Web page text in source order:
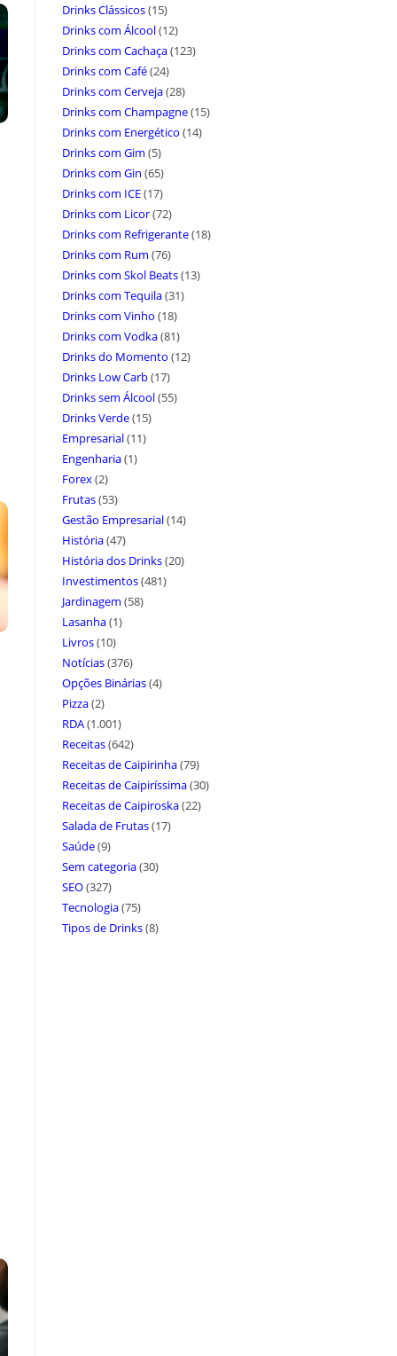
Drinks Clássicos(15)
Drinks com Álcool(12)
Drinks com Cachaça(123)
Drinks com Café(24)
Drinks com Cerveja(28)
Drinks com Champagne(15)
Drinks com Energético (14)
Drinks com Gim (5)
Drinks com Gin (65)
Drinks com ICE(17)
Drinks com Licor(72)
Drinks com Refrigerante(18)
Drinks com Rum (76)
Drinks com Skol Beats(13)
Drinks com Tequila(31)
Drinks com Vinho (18)
Drinks com Vodka(81)
Drinks do Momento (12)
Drinks Low Carb(17)
Drinks sem Álcool(55)
Drinks Verde(15)
Empresarial(11)
Engenharia(1)
Forex(2)
Frutas(53)
Gestão Empresarial(14)
História(47)
História dos Drinks(20)
Investimentos(481)
Jardinagem (58)
Lasanha(1)
Livros(10)
Notícias(376)
Opções Binárias(4)
Pizza(2)
RDA(1.001)
Receitas(642)
Receitas de Caipirinha(79)
Receitas de Caipiríssima(30)
Receitas de Caipiroska(22)
Salada de Frutas(17)
Saúde(9)
Sem categoria(30)
SEO(327)
Tecnologia(75)
Tipos de Drinks(8)